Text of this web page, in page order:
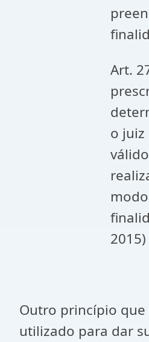
Art.
o juiz
2015)
Outro princípio que
utilizado para dar